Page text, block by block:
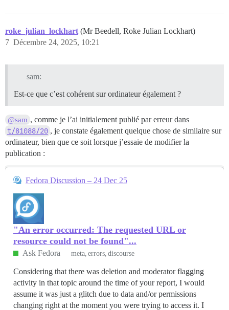
roke_julian_lockhart (Mr Beedell, Roke Julian Lockhart)
Décembre 24, 2025, 10:21
7
sam:
Est-ce que c’est cohérent sur ordinateur également ?
@sam , comme je l’ai initialement publié par erreur dans
t/81088/20 , je constate également quelque chose de similaire sur
ordinateur, bien que ce soit lorsque j’essaie de modifier la
publication :
Fedora Discussion – 24 Dec 25
"An error occurred: The requested URL or
resource could not be found"...
Ask Fedora meta errors discourse
Considering that there was deletion and moderator flagging
activity in that topic around the time of your report, I would
assume it was just a glitch due to data and/or permissions
changing right at the moment you were trying to access it. I